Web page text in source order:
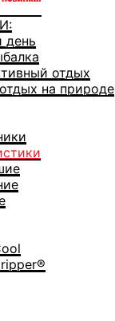
день
отдых
на природе